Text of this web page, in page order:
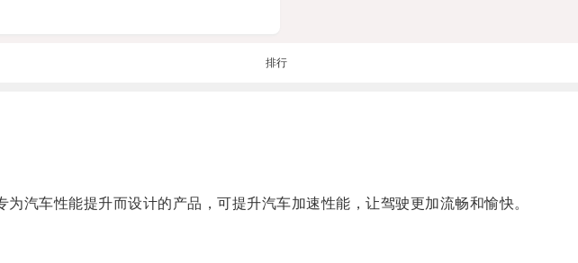
排行
车性能提升而设计的产品，可提升汽车加速性能，让驾驶更加流畅和愉快。